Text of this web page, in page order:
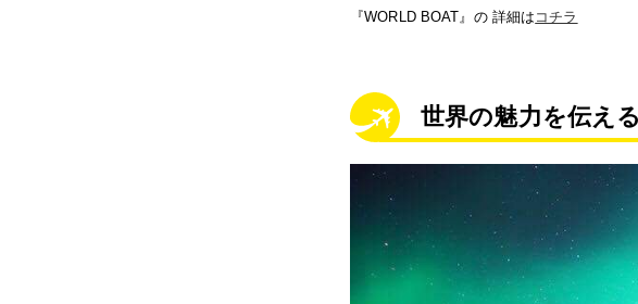
『WORLD BOAT』の 詳細は コチラ
世界の魅力を伝え